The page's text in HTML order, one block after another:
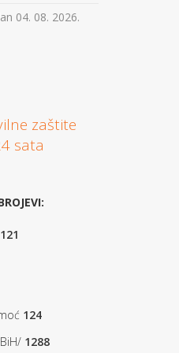
04. 08. 2026.
zaštite
sata
121
124
1288